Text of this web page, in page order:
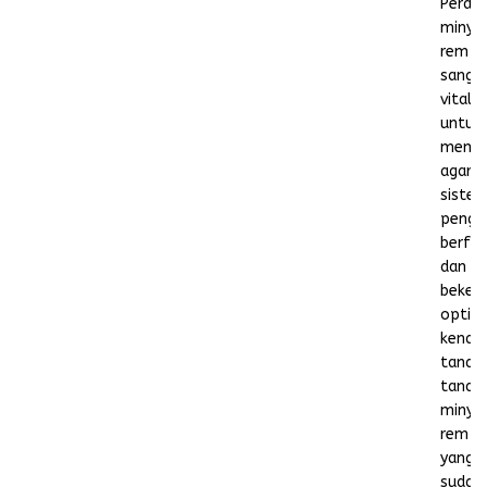
rem
vital
untuk
agar
dan
kenali
tanda
rem
yang
sudah